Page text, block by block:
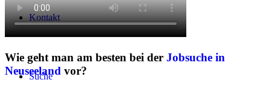
Kontakt
Suche
Wie geht man am besten bei der Jobsuche in
Neuseeland vor?